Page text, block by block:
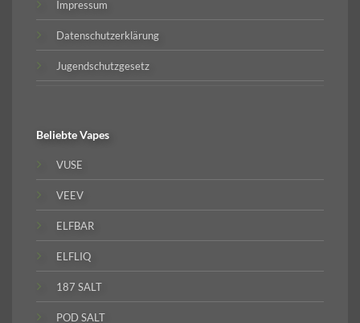
Impressum
Datenschutzerklärung
Jugendschutzgesetz
BeliebteVapes
VUSE
VEEV
ELFBAR
ELFLIQ
187 SALT
POD SALT